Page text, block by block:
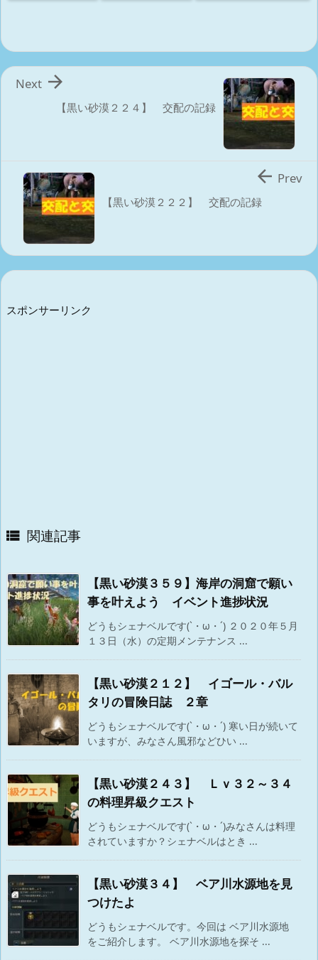
【黒い砂漠２２４】 交配の記録

Next
【黒い砂漠２２２】 交配の記録
 Prev
スポンサーリンク
 関連記事
【黒い砂漠３５９】海岸の洞窟で願い
事を叶えよう イベント進捗状況
どうもシェナベルです(`・ω・´) ２０２０年５月
１３日（水）の定期メンテナンス ...
【黒い砂漠２１２】 イゴール・バル
タリの冒険日誌 ２章
どうもシェナベルです(`・ω・´) 寒い日が続いて
いますが、みなさん風邪などひい ...
【黒い砂漠２４３】 Ｌｖ３２～３４
の料理昇級クエスト
どうもシェナベルです(`・ω・´)みなさんは料理
されていますか？シェナベルはとき ...
【黒い砂漠３４】 ベア川水源地を見
つけたよ
どうもシェナベルです。今回は ベア川水源地
をご紹介します。 ベア川水源地を探そ ...